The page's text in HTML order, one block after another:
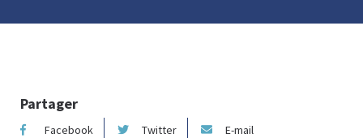
Partager
Facebook Twitter E-mail